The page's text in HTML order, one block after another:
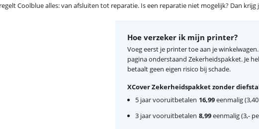
Coolblue alles: van afsluiten tot reparatie. Is een reparatie niet mogelijk? Dan
Hoe verzeker ik mijn printer?
Voeg eerst je printer toe aan je
pagina onderstaand Zekerheidspakket. Je
betaalt geen eigen risico bij schade.
XCover Zekerheidspakket zonder
5 jaar vooruitbetalen 16,99eenmalig
3 jaar vooruitbetalen 8,99eenmalig (3,-